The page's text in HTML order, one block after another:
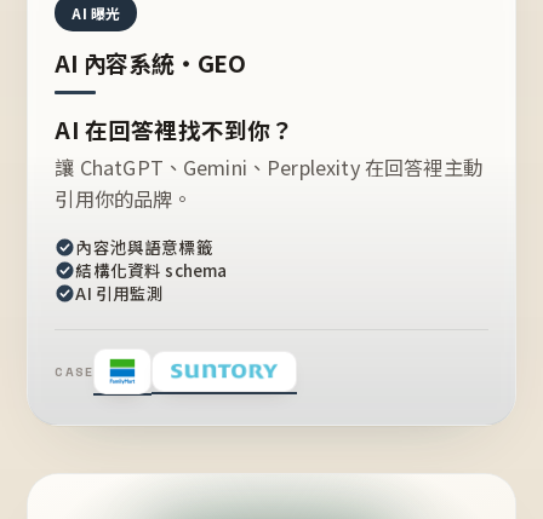
AI 曝光
AI 內容系統・GEO
AI 在回答裡找不到你？
讓 ChatGPT、Gemini、Perplexity 在回答裡主動
引用你的品牌。
內容池與語意標籤
結構化資料 schema
AI 引用監測
CASE